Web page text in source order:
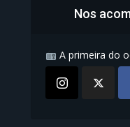
Nos
A primeira do